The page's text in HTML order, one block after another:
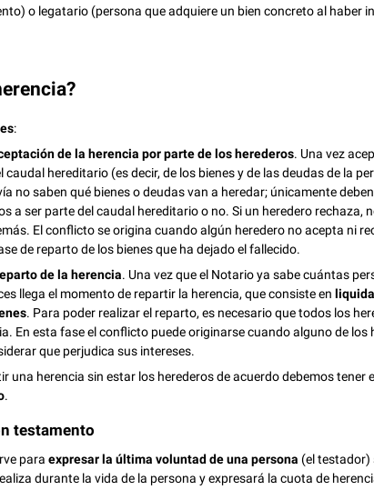
o legatario (persona que adquiere un bien concreto al haber
:
de la herencia por parte de los herederos. Una vez
hereditario (es decir, de los bienes y de las deudas de la
no saben qué bienes o deudas van a heredar; únicamente
a ser parte del caudal hereditario o no. Si un heredero rechaza,
El conflicto se origina cuando algún heredero no acepta ni
de reparto de los bienes que ha dejado el fallecido.
de la herencia. Una vez que el Notario ya sabe cuántas
llega el momento de repartir la herencia, que consiste en
. Para poder realizar el reparto, es necesario que todos los
En esta fase el conflicto puede originarse cuando alguno de los
que perjudica sus intereses.
una herencia sin estar los herederos de acuerdo debemos tener
.
testamento
paraexpresar la última voluntad de una persona (el testador)
durante la vida de la persona y expresará la cuota de